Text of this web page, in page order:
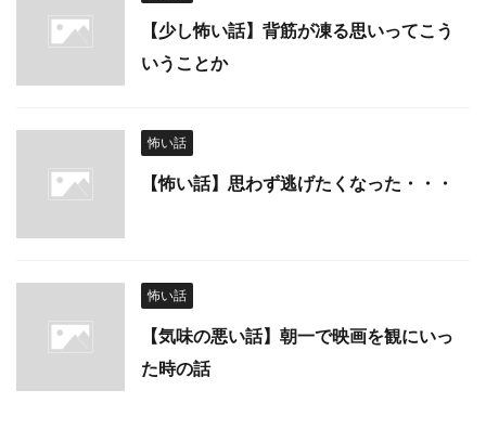
【少し怖い話】背筋が凍る思いってこう
いうことか
怖い話
【怖い話】思わず逃げたくなった・・・
怖い話
【気味の悪い話】朝一で映画を観にいっ
た時の話